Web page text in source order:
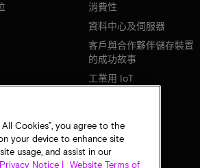
消費性
資料中心及伺服器
客戶與合作夥伴儲存裝置
的成功故事
工業用 IoT
Cookies”, you agree to the
your device to enhance site
usage, and assist in our
Privacy Notice | Website Terms of